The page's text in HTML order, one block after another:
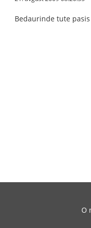
Bedaurinde tute pasis
O